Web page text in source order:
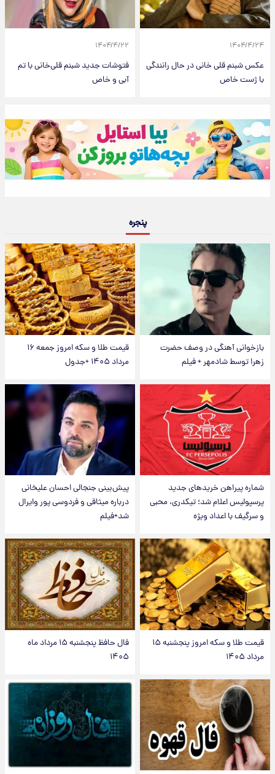
۱۴۰۴/۴/۲۴
عکس شبنم قلی خانی در حال رانندگی
با ژست خاص
۱۴۰۴/۴/۲۲
فتوشات جدید شبنم قلی‌خانی با تم
آبی و خاص
پنجره
بازخوانی آهنگی در وصف حضرت
زهرا توسط شادمهر + فیلم
قیمت طلا و سکه امروز جمعه ۱۶
مرداد ۱۴۰۵ +جدول
شماره پیراهن خریدهای جدید
پرسپولیس اعلام شد؛ تیکدری، محبی
و سرگیف با اعداد ویژه
پیش‌بینی جنجالی احسان علیخانی
درباره میثاقی و فردوسی پور وایرال
شد+فیلم
قیمت طلا و سکه امروز پنجشنبه ۱۵
مرداد ۱۴۰۵
فال حافظ پنجشنبه ۱۵ مرداد ماه
۱۴۰۵